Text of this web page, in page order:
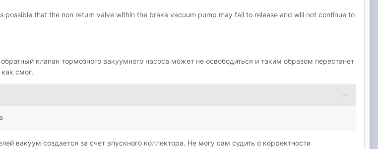
that the non return valve within the brake vacuum pump may fail to release and will not continue to
клапан тормозного вакуумного насоса может не освободиться и таким образом перестанет
смог.
вакуум создается за счет впускного коллектора. Не могу сам судить о корректности